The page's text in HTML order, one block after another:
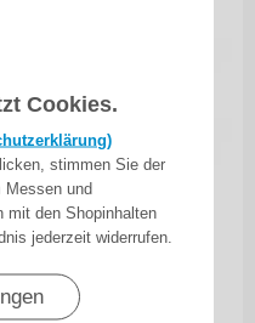
Cookies.
stimmen Sie der
Messen und
mit den Shopinhalten
jederzeit widerrufen.
SC811 ,
Funk
€